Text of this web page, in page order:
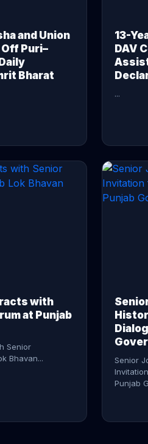
and Union
Puri–
Bharat
13-
DAV
...
with
at Punjab
Senior
Bhavan...
Senior
Punjab